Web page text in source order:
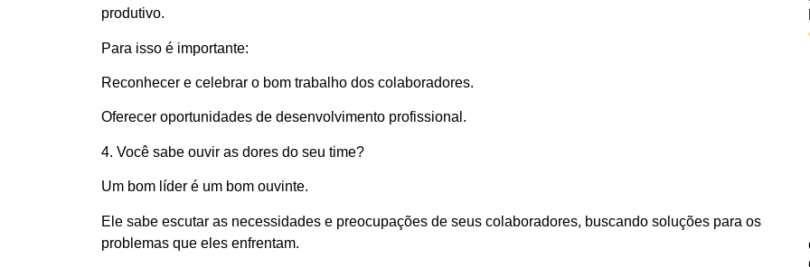
produtivo.
Para isso é importante:
Reconhecer e celebrar o bom trabalho dos colaboradores.
Oferecer oportunidades de desenvolvimento profissional.
4. Você sabe ouvir as dores do seu time?
Um bom líder é um bom ouvinte.
Ele sabe escutar as necessidades e preocupações de seus colaboradores, buscando soluções para os
problemas que eles enfrentam.